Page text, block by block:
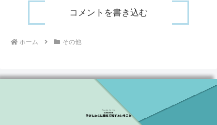
コメントを書き込む
ホーム その他